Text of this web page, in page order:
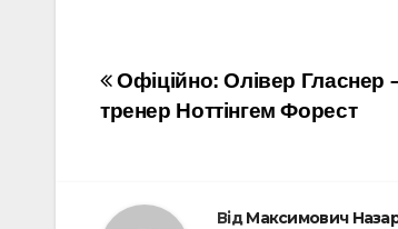
Навігація
записів
Офіційно: Олівер Гласнер
тренер Ноттінгем Форест
ВідМаксимович